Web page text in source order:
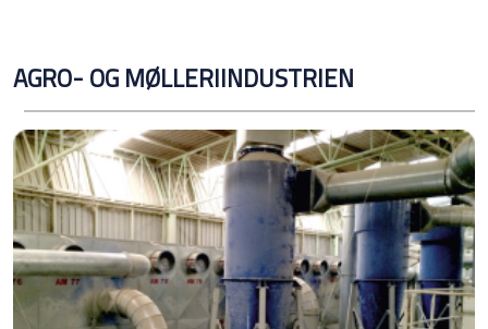
AGRO- OG MØLLERIINDUSTRIEN